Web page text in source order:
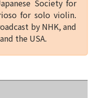
Society for
for solo violin.
by NHK, and
the USA.